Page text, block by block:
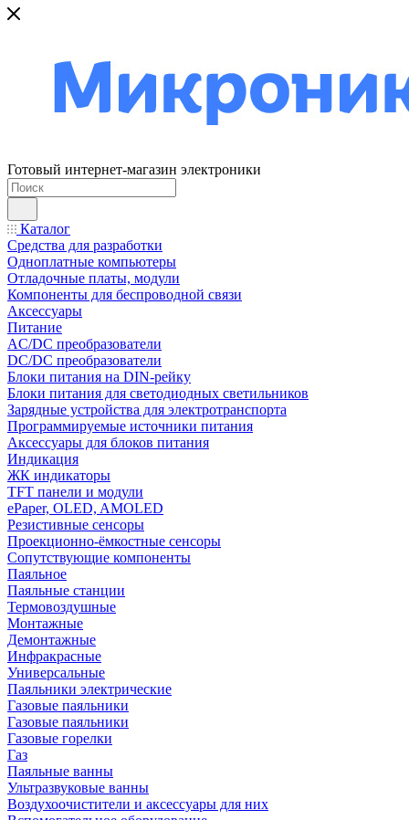
Готовый интернет-магазин электроники
Каталог
Средства для разработки
Одноплатные компьютеры
Отладочные платы, модули
Компоненты для беспроводной связи
Аксессуары
Питание
AC/DC преобразователи
DC/DC преобразователи
Блоки питания на DIN-рейку
Блоки питания для светодиодных светильников
Зарядные устройства для электротранспорта
Программируемые источники питания
Аксессуары для блоков питания
Индикация
ЖК индикаторы
TFT панели и модули
ePaper, OLED, AMOLED
Резистивные сенсоры
Проекционно-ёмкостные сенсоры
Сопутствующие компоненты
Паяльное
Паяльные станции
Термовоздушные
Монтажные
Демонтажные
Инфракрасные
Универсальные
Паяльники электрические
Газовые паяльники
Газовые паяльники
Газовые горелки
Газ
Паяльные ванны
Ультразвуковые ванны
Воздухоочистители и аксессуары для них